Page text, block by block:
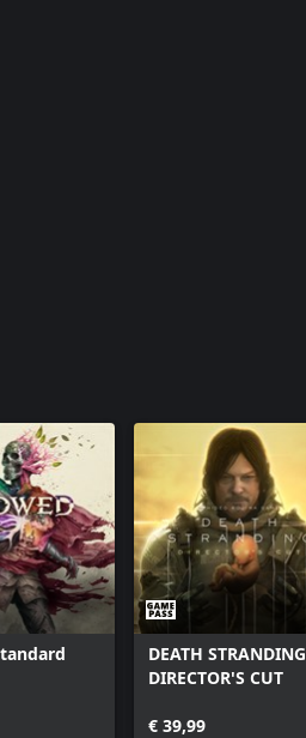
DEATH STRANDING
DIRECTOR'S CUT
€ 39,99